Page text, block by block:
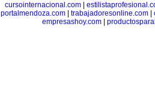
cursointernacional.com|
portalmendoza.com| trabajadoresonline.com|
empresashoy.com|